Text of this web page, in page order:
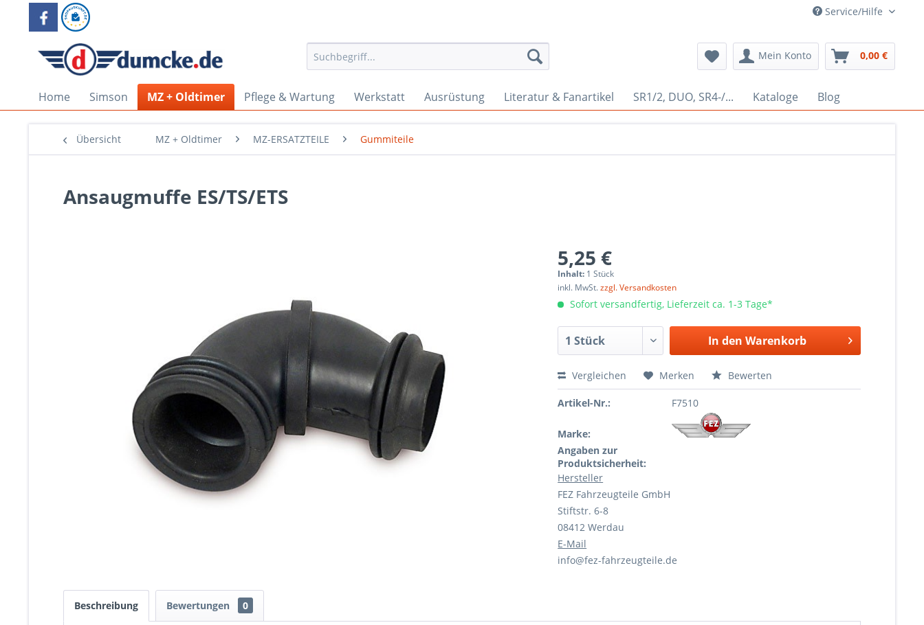
Service/Hilfe
Mein Konto 0,00 €
Home Simson MZ + Oldtimer Pflege & Wartung Werkstatt Ausrüstung Literatur & Fanartikel SR1/2, DUO, SR4-/... Kataloge Blog
Übersicht MZ + Oldtimer MZ-ERSATZTEILE Gummiteile
Ansaugmuffe ES/TS/ETS
5,25 €
Inhalt: 1 Stück
inkl. MwSt.zzgl. Versandkosten
Sofort versandfertig, Lieferzeit ca. 1-3 Tage*
In den Warenkorb
Vergleichen Merken Bewerten
Artikel-Nr.: F7510
Marke:
Angaben zur
Produktsicherheit:
Hersteller
FEZ Fahrzeugteile GmbH
Stiftstr. 6-8
08412 Werdau
E-Mail
info@fez-fahrzeugteile.de
Beschreibung Bewertungen 0